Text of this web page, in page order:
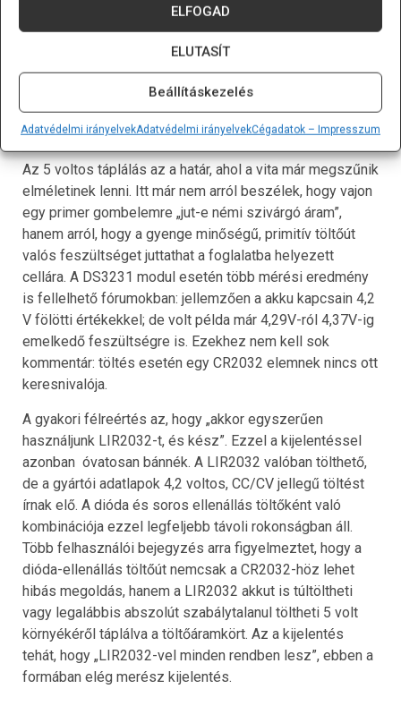
ELFOGAD
ELUTASÍT
Beállításkezelés
Adatvédelmi irányelvekAdatvédelmi irányelvekCégadatok – Impresszum
A DS1307, a töltőáramkör a dióda és az ellenállás
valamint az akku feszültségosztója . (Vcc: 3.0…5.5V)
Mi történik 5 V
rendszerfeszültségnél?
Az 5 voltos táplálás az a határ, ahol a vita már megszűnik
elméletinek lenni. Itt már nem arról beszélek, hogy vajon
egy primer gombelemre „jut-e némi szivárgó áram”,
hanem arról, hogy a gyenge minőségű, primitív töltőút
valós feszültséget juttathat a foglalatba helyezett
cellára. A DS3231 modul esetén több mérési eredmény
is fellelhető fórumokban: jellemzően a akku kapcsain 4,2
V fölötti értékekkel; de volt példa már 4,29V-ról 4,37V-ig
emelkedő feszültségre is. Ezekhez nem kell sok
kommentár: töltés esetén egy CR2032 elemnek nincs ott
keresnivalója.
A gyakori félreértés az, hogy „akkor egyszerűen
használjunk LIR2032-t, és kész”. Ezzel a kijelentéssel
azonban óvatosan bánnék. A LIR2032 valóban tölthető,
de a gyártói adatlapok 4,2 voltos, CC/CV jellegű töltést
írnak elő. A dióda és soros ellenállás töltőként való
kombinációja ezzel legfeljebb távoli rokonságban áll.
Több felhasználói bejegyzés arra figyelmeztet, hogy a
dióda-ellenállás töltőút nemcsak a CR2032-höz lehet
hibás megoldás, hanem a LIR2032 akkut is túltöltheti
vagy legalábbis abszolút szabálytalanul töltheti 5 volt
környékéről táplálva a töltőáramkört. Az a kijelentés
tehát, hogy „LIR2032-vel minden rendben lesz”, ebben a
formában elég merész kijelentés.